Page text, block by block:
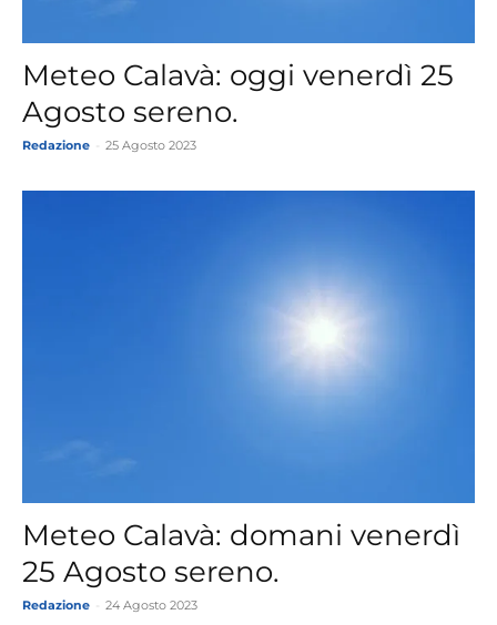
Meteo Calavà: oggi venerdì 25
Agosto sereno.
Redazione 25 Agosto 2023
Meteo Calavà: domani venerdì
25 Agosto sereno.
Redazione 24 Agosto 2023